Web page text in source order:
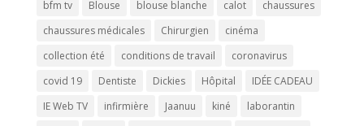
bfm tv
Blouse blouse blanche calot
chaussures
chaussures médicales
Chirurgien
cinéma
collection été
conditions de travail
coronavirus
covid 19
Dentiste Dickies Hôpital
IDÉE CADEAU
IE Web TV
infirmière Jaanuu kiné
laborantin